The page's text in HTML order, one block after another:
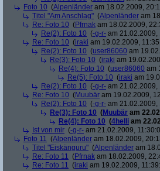
Foto 10 (Alpenländer am 18.02.2009,
Titel "Am Anschlag" (Alpenländer am
Re: Foto 10 (Pfrnak am 18.02.2009,
Re(2): Foto 10 (-g-r- am 21.02.2009,
Re: Foto 10 (iraki am 19.02.2009,
Re(2): Foto 10 (user86060 am
Re(3): Foto 10 (iraki am
Re(4): Foto 10 (user86060 am
Re(5): Foto 10 (iraki am
Re(2): Foto 10 (-g-r- am 21.02.2009,
Re: Foto 10 (Muubär am 19.02.2009,
Re(2): Foto 10 (-g-r- am 21.02.2009,
Re(3): Foto 10 (Muubär am
Re(4): Foto 10 (4helli am
Ist von mir (-g-r- am 21.02.2009,
Foto 11 (Alpenländer am 18.02.2009,
Titel "Eiskänguru" (Alpenländer am
Re: Foto 11 (Pfrnak am 18.02.2009,
Re: Foto 11 (iraki am 19.02.2009,